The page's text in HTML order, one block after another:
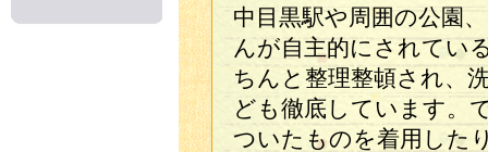
中目黒駅や周囲の公園
んが自主的にされてい
ちんと整理整頓され、
ども徹底しています。
ついたものを着用した